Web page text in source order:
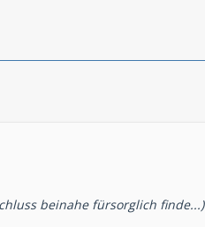
beinahe fürsorglich finde...)